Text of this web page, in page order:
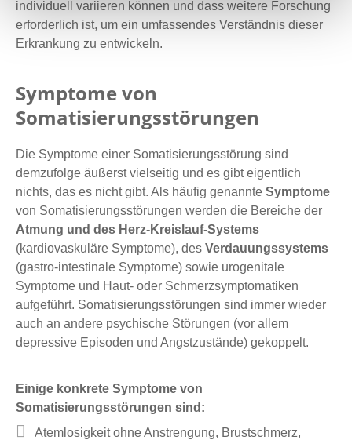
individuell variieren können und dass weitere Forschung
erforderlich ist, um ein umfassendes Verständnis dieser
Erkrankung zu entwickeln.
Symptome von
Somatisierungsstörungen
Die Symptome einer Somatisierungsstörung sind
demzufolge äußerst vielseitig und es gibt eigentlich
nichts, das es nicht gibt. Als häufig genannte Symptome
von Somatisierungsstörungen werden die Bereiche der
Atmung und des Herz-Kreislauf-Systems
(kardiovaskuläre Symptome), des Verdauungssystems
(gastro-intestinale Symptome) sowie urogenitale
Symptome und Haut- oder Schmerzsymptomatiken
aufgeführt. Somatisierungsstörungen sind immer wieder
auch an andere psychische Störungen (vor allem
depressive Episoden und Angstzustände) gekoppelt.
Einige konkrete Symptome von
Somatisierungsstörungen sind:
Atemlosigkeit ohne Anstrengung, Brustschmerz,